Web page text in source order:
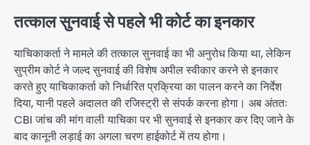
तत्काल सुनवाई से पहले भी कोर्ट का इनकार
याचिकाकर्ता ने मामले की तत्काल सुनवाई का भी अनुरोध किया था, लेकिन
सुप्रीम कोर्ट ने जल्द सुनवाई की विशेष अपील स्वीकार करने से इनकार
करते हुए याचिकाकर्ता को निर्धारित प्रक्रिया का पालन करने का निर्देश
दिया, यानी पहले अदालत की रजिस्ट्री से संपर्क करना होगा। अब अंततः
CBI जांच की मांग वाली याचिका पर भी सुनवाई से इनकार कर दिए जाने के
बाद कानूनी लड़ाई का अगला चरण हाईकोर्ट में तय होगा।